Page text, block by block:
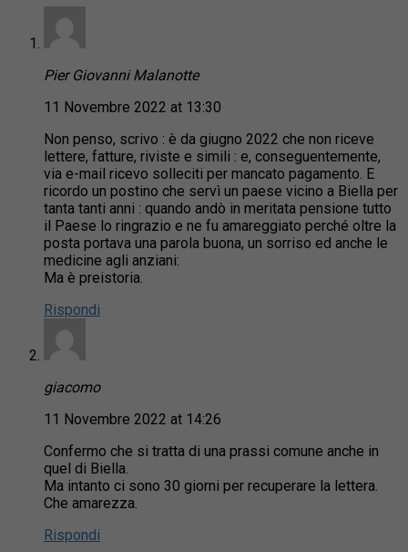
Pier Giovanni Malanotte
11 Novembre 2022 at 13:30
Non penso, scrivo : è da giugno 2022 che non riceve
lettere, fatture, riviste e simili : e, conseguentemente,
via e-mail ricevo solleciti per mancato pagamento. E
ricordo un postino che servì un paese vicino a Biella per
tanta tanti anni : quando andò in meritata pensione tutto
il Paese lo ringrazio e ne fu amareggiato perché oltre la
posta portava una parola buona, un sorriso ed anche le
medicine agli anziani:
Ma è preistoria.
Rispondi
giacomo
11 Novembre 2022 at 14:26
Confermo che si tratta di una prassi comune anche in
quel di Biella.
Ma intanto ci sono 30 giorni per recuperare la lettera.
Che amarezza.
Rispondi